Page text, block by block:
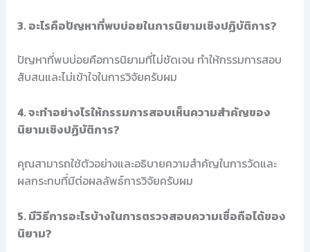
3. อะไรคือปัญหาที่พบบ่อยในการนิยามเชิงปฏิบัติการ?
ปัญหาที่พบบ่อยคือการนิยามที่ไม่ชัดเจน ทำให้กรรมการสอบ
สับสนและไม่เข้าใจในการวิจัยครับผม
4. จะทำอย่างไรให้กรรมการสอบเห็นความสำคัญของ
นิยามเชิงปฏิบัติการ?
คุณสามารถใช้ตัวอย่างและอธิบายความสำคัญในการวัดและ
ผลกระทบที่มีต่อผลลัพธ์การวิจัยครับผม
5. มีวิธีการอะไรบ้างในการตรวจสอบความเชื่อถือได้ของ
นิยาม?